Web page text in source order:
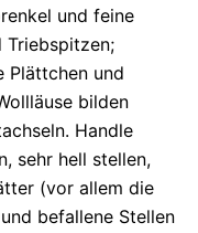
und feine
Triebspitzen;
Plättchen und
bilden
Handle
sehr hell stellen,
(vor allem die
befallene Stellen